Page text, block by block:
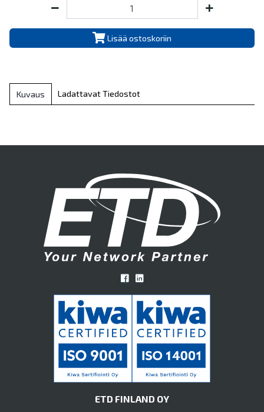
Lisää ostoskoriin
Kuvaus Ladattavat Tiedostot
ETD FINLAND OY